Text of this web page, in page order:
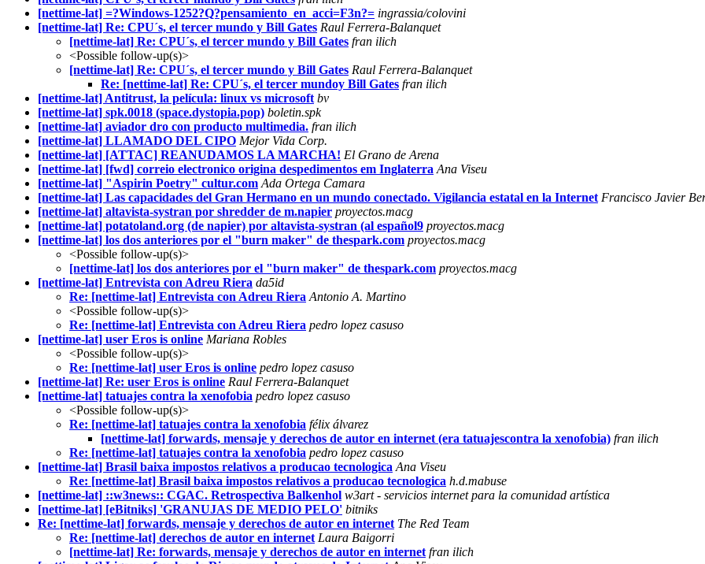
[nettime-lat] =?Windows-1252?Q?pensamiento_en_acci=F3n?= ingrassia/colovini
[nettime-lat] Re: CPU´s, el tercer mundo y Bill Gates Raul Ferrera-Balanquet
[nettime-lat] Re: CPU´s, el tercer mundo y Bill Gates fran ilich
<Possible follow-up(s)>
[nettime-lat] Re: CPU´s, el tercer mundo y Bill Gates Raul Ferrera-Balanquet
Re: [nettime-lat] Re: CPU´s, el tercer mundoy Bill Gates fran ilich
[nettime-lat] Antitrust, la película: linux vs microsoft bv
[nettime-lat] spk.0018 (space.dystopia.pop) boletin.spk
[nettime-lat] aviador dro con producto multimedia. fran ilich
[nettime-lat] LLAMADO DEL CIPO Mejor Vida Corp.
[nettime-lat] [ATTAC] REANUDAMOS LA MARCHA! El Grano de Arena
[nettime-lat] [fwd] correio electronico origina despedimentos em Inglaterra Ana Viseu
[nettime-lat] "Aspirin Poetry" cultur.com Ada Ortega Camara
[nettime-lat] Las capacidades del Gran Hermano en un mundo conectado. Vigilancia estatal en la Internet Francisco Javier
[nettime-lat] altavista-systran por shredder de m.napier proyectos.macg
[nettime-lat] potatoland.org (de napier) por altavista-systran (al español9 proyectos.macg
[nettime-lat] los dos anteriores por el "burn maker" de thespark.com proyectos.macg
<Possible follow-up(s)>
[nettime-lat] los dos anteriores por el "burn maker" de thespark.com proyectos.macg
[nettime-lat] Entrevista con Adreu Riera da5id
Re: [nettime-lat] Entrevista con Adreu Riera Antonio A. Martino
<Possible follow-up(s)>
Re: [nettime-lat] Entrevista con Adreu Riera pedro lopez casuso
[nettime-lat] user Eros is online Mariana Robles
<Possible follow-up(s)>
Re: [nettime-lat] user Eros is online pedro lopez casuso
[nettime-lat] Re: user Eros is online Raul Ferrera-Balanquet
[nettime-lat] tatuajes contra la xenofobia pedro lopez casuso
<Possible follow-up(s)>
Re: [nettime-lat] tatuajes contra la xenofobia félix álvarez
[nettime-lat] forwards, mensaje y derechos de autor en internet (era tatuajescontra la xenofobia) fran ilich
Re: [nettime-lat] tatuajes contra la xenofobia pedro lopez casuso
[nettime-lat] Brasil baixa impostos relativos a producao tecnologica Ana Viseu
Re: [nettime-lat] Brasil baixa impostos relativos a producao tecnologica h.d.mabuse
[nettime-lat] ::w3news:: CGAC. Retrospectiva Balkenhol w3art - servicios internet para la comunidad artística
[nettime-lat] [eBitniks] 'GRANUJAS DE MEDIO PELO' bitniks
Re: [nettime-lat] forwards, mensaje y derechos de autor en internet The Red Team
Re: [nettime-lat] derechos de autor en internet Laura Baigorri
[nettime-lat] Re: forwards, mensaje y derechos de autor en internet fran ilich